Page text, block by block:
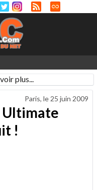
plus...
Paris, le 25 juin 2009
!